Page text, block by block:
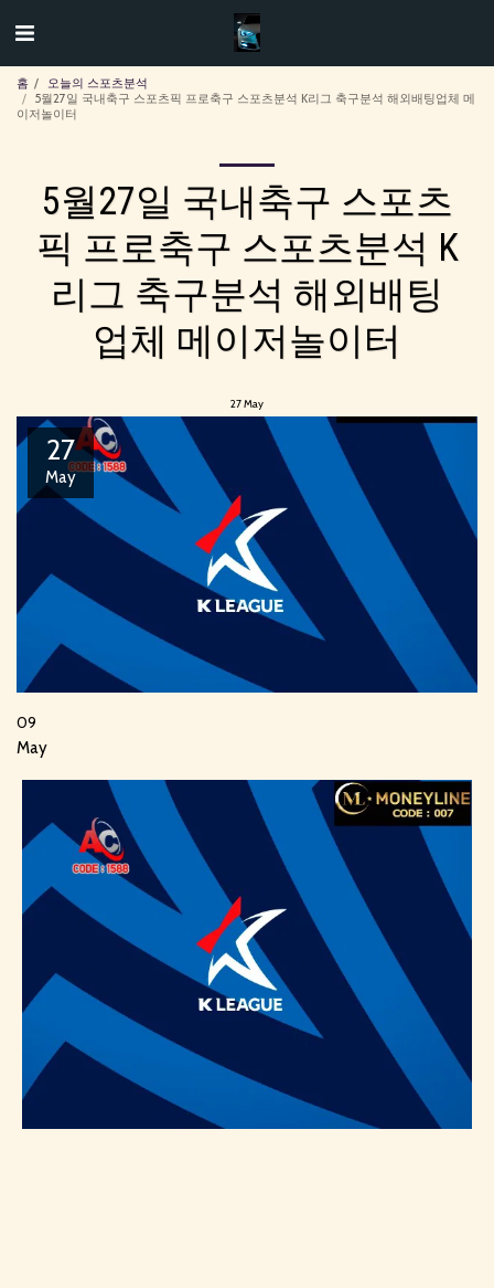
홈
오늘의 스포츠분석
5월27일 국내축구 스포츠픽 프로축구 스포츠분석 K리그 축구분석 해외배팅업체 메
이저놀이터
5월27일 국내축구 스포츠
픽 프로축구 스포츠분석 K
리그 축구분석 해외배팅
업체 메이저놀이터
27May
27
May
09
May